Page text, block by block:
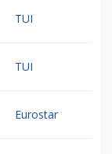
TUI
TUI
Eurostar